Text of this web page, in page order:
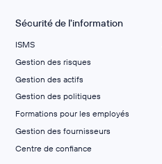
Sécurité de l'information
ISMS
Gestion des risques
Gestion des actifs
Gestion des politiques
Formations pour les employés
Gestion des fournisseurs
Centre de confiance